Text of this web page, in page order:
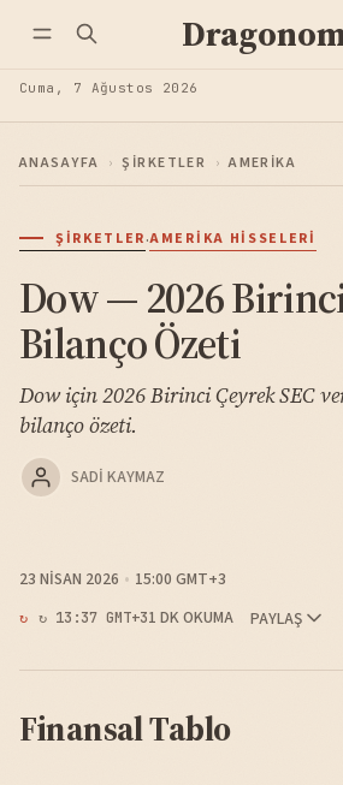
Cuma, 7 Ağustos 2026
ANASAYFA › ŞIRKETLER › AMERIKA
ŞIRKETLER·AMERIKA HISSELERI
Dow — 2026
Bilanço Özeti
Dow için 2026 Birinci Çeyrek SEC
bilanço özeti.
SADI KAYMAZ
23 NISAN 2026 15:00 GMT+3
↻ 13:37 GMT+31 DK OKUMA PAYLAŞ
Finansal Tablo